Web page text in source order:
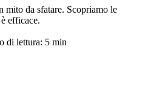
mito da sfatare. Scopriamo le
efficace.
di lettura: 5 min